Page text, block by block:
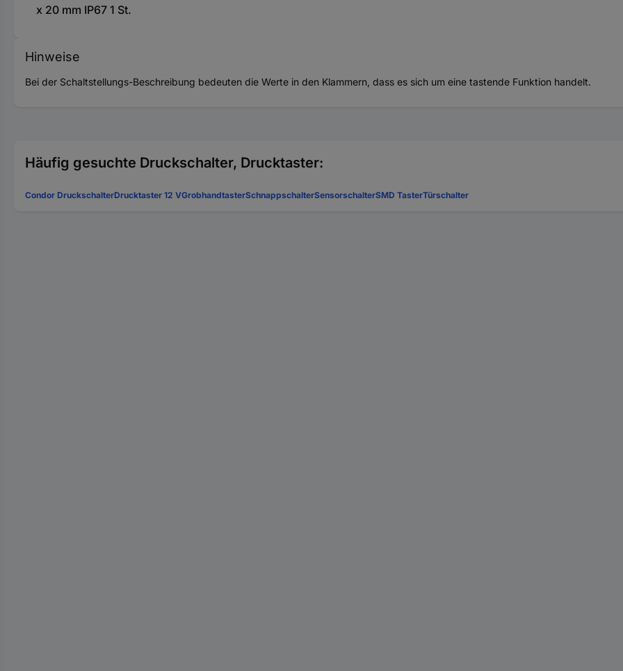
x 20 mm IP67 1 St.
Hinweise
Bei der Schaltstellungs-Beschreibung bedeuten die Werte in den Klammern, dass es sich um eine tastende Funktion handelt.
Häufig gesuchte Druckschalter, Drucktaster:
Condor DruckschalterDrucktaster 12 VGrobhandtasterSchnappschalterSensorschalterSMD TasterTürschalter